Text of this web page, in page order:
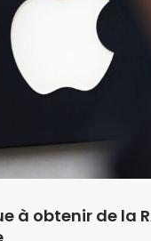
à obtenir de la